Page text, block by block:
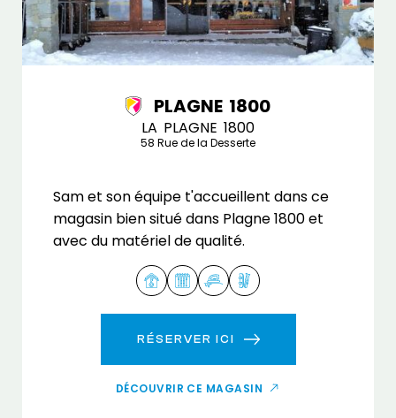
PLAGNE 1800
LA PLAGNE 1800
58 Rue de la Desserte
Sam et son équipe t'accueillent dans ce
magasin bien situé dans Plagne 1800 et
avec du matériel de qualité.
RÉSERVER ICI
DÉCOUVRIR CE MAGASIN